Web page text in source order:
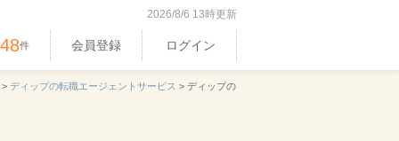
2026/8/6 13時更新
件 会員登録 ログイン
> ディップの転職エージェントサービス > ディップの